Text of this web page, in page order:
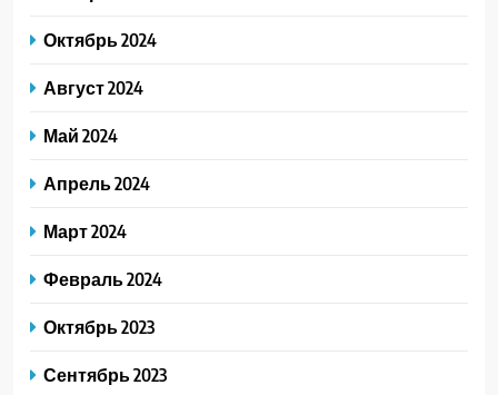
Октябрь 2024
Август 2024
Май 2024
Апрель 2024
Март 2024
Февраль 2024
Октябрь 2023
Сентябрь 2023